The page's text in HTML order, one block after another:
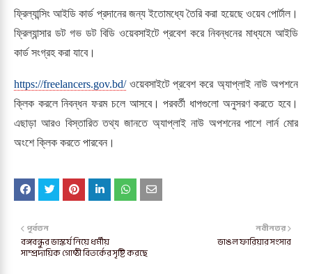
ফ্রিল্যান্সিং আইডি কার্ড প্রদানের জন্য ইতোমধ্যে তৈরি করা হয়েছে ওয়েব পোর্টাল।
ফ্রিল্যান্সার ডট গভ ডট বিডি ওয়েবসাইটে প্রবেশ করে নিবন্ধনের মাধ্যমে আইডি
কার্ড সংগ্রহ করা যাবে।
https://freelancers.gov.bd/ওয়েবসাইটে প্রবেশ করে অ্যাপ্লাই নাউ অপশনে
ক্লিক করলে নিবন্ধন ফরম চলে আসবে। পরবর্তী ধাপগুলো অনুসরণ করতে হবে।
এছাড়া আরও বিস্তারিত তথ্য জানতে অ্যাপ্লাই নাউ অপশনের পাশে লার্ন মোর
অংশে ক্লিক করতে পারবেন।
নবীনতর
ভাঙল ফারিয়ার সংসার
পূর্বতন
বঙ্গবন্ধুর ভাস্কর্য নিয়ে ধর্মীয়
সাম্প্রদায়িক গোষ্ঠী বিতর্কের সৃষ্টি করছে